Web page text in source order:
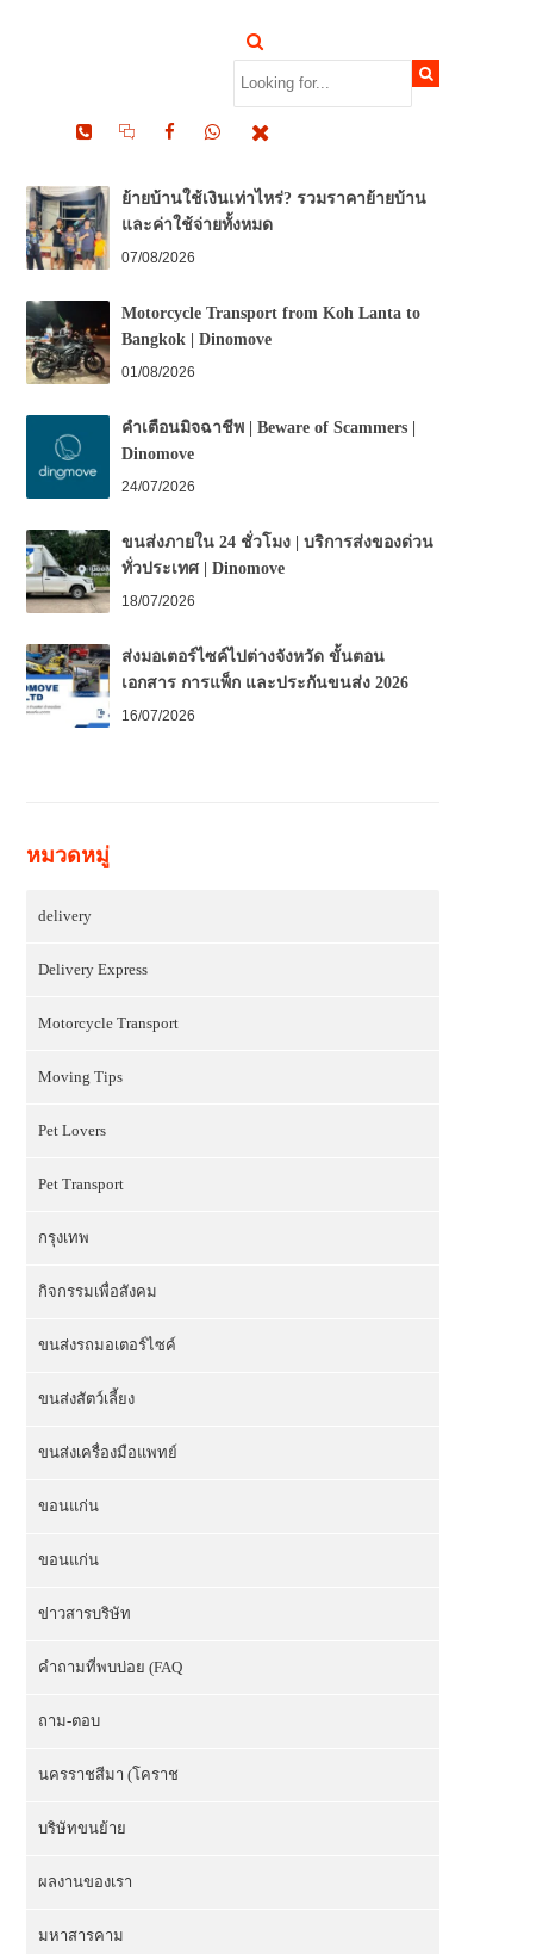
RECENT POSTS
ย้ายบ้านใช้เงินเท่าไหร่? รวมราคาย้ายบ้าน
และค่าใช้จ่ายทั้งหมด
07/08/2026
Motorcycle Transport from Koh Lanta to
Bangkok | Dinomove
01/08/2026
คำเตือนมิจฉาชีพ | Beware of Scammers |
Dinomove
24/07/2026
ขนส่งภายใน 24 ชั่วโมง | บริการส่งของด่วน
ทั่วประเทศ | Dinomove
18/07/2026
ส่งมอเตอร์ไซค์ไปต่างจังหวัด ขั้นตอน
เอกสาร การแพ็ก และประกันขนส่ง 2026
16/07/2026
หมวดหมู่
delivery
Delivery Express
Motorcycle Transport
Moving Tips
Pet Lovers
Pet Transport
กรุงเทพ
กิจกรรมเพื่อสังคม
ขนส่งรถมอเตอร์ไซค์
ขนส่งสัตว์เลี้ยง
ขนส่งเครื่องมือแพทย์
ขอนแก่น
ขอนแก่น
ข่าวสารบริษัท
คำถามที่พบบ่อย (FAQ
ถาม-ตอบ
นครราชสีมา (โคราช
บริษัทขนย้าย
ผลงานของเรา
มหาสารคาม